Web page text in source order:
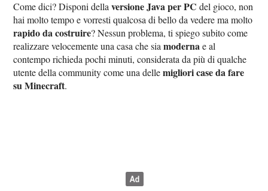
Come dici? Disponi dellaversione Java per PC del gioco, non
hai molto tempo e vorresti qualcosa di bello da vedere ma molto
rapido da costruire? Nessun problema, ti spiego subito come
realizzare velocemente una casa che siamodernae al
contempo richieda pochi minuti, considerata da più di qualche
utente della community come una dellemigliori case da fare
su Minecraft.